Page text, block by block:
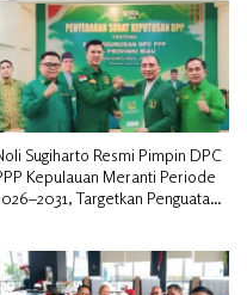
Sugiharto Resmi Pimpin DPC
Kepulauan Meranti Periode
Targetkan Penguatan